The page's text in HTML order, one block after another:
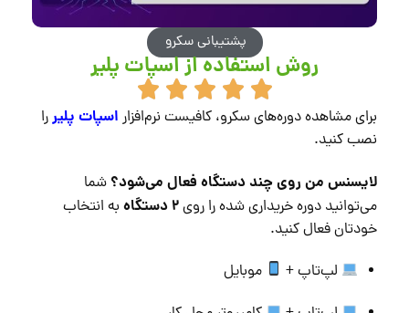
پشتیبانی سکرو
روش استفاده از اسپات پلیر
برای مشاهده دوره‌های سکرو، کافیست نرم‌افزار اسپات پلیررا
نصب کنید.
لایسنس من روی چند دستگاه فعال می‌شود؟ شما
می‌توانید دوره خریداری شده را روی۲ دستگاه
به انتخاب
خودتان فعال کنید.
لپ‌تاپ +
موبایل